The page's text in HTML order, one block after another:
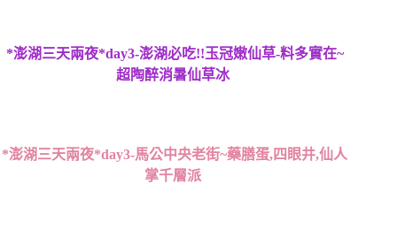
*澎湖三天兩夜*day3-澎湖必吃!!玉冠嫩仙草-料多實在~
超陶醉消暑仙草冰
*澎湖三天兩夜*day3-馬公中央老街~藥膳蛋,四眼井,仙人
掌千層派